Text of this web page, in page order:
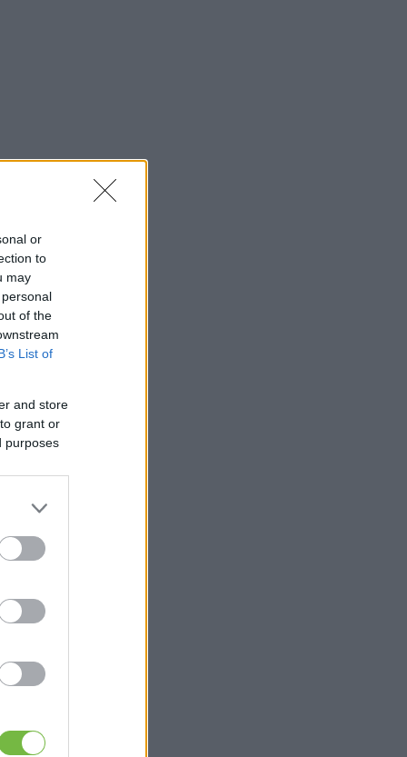
or
to
may
of the
List of
and store
grant or
purposes